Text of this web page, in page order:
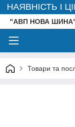
НАЯВНІСТЬ І
"АВП НОВА
Товари та